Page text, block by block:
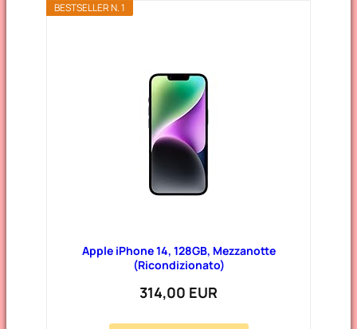
BESTSELLER N. 1
Apple iPhone 14, 128GB, Mezzanotte
(Ricondizionato)
314,00 EUR